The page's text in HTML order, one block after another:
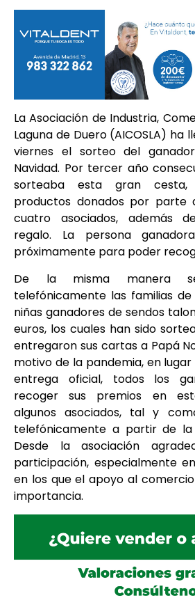
La Asociación de Industria,
Laguna de Duero (AICOSLA) ha
viernes el sorteo del
Navidad. Por tercer año
sorteaba esta gran cesta,
productos donados por parte
cuatro asociados, además
regalo. La persona
próximamente para poder
De la misma manera
telefónicamente las familias
niñas ganadores de sendos
euros, los cuales han sido
entregaron sus cartas a Papá
motivo de la pandemia, en
entrega oficial, todos los
recoger sus premios en
algunos asociados, tal y
telefónicamente a partir de la
Desde la asociación
participación, especialmente
en los que el apoyo al
importancia.